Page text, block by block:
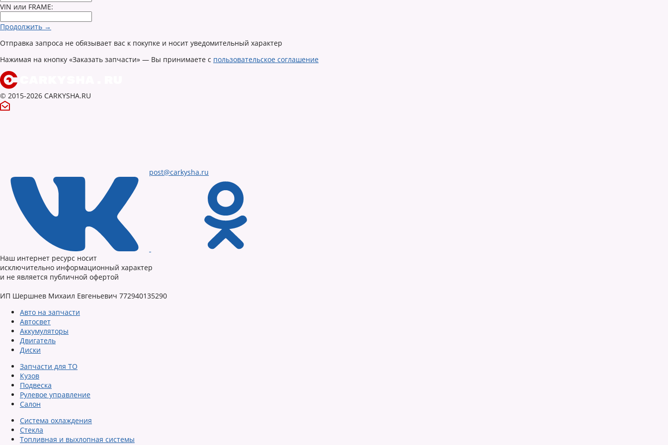
VIN или FRAME:
Продолжить →
Отправка запроса не обязывает вас к покупке и носит уведомительный характер
Нажимая на кнопку «Заказать запчасти» — Вы принимаете с пользовательское соглашение
© 2015-2026 CARKYSHA.RU
post@carkysha.ru
Наш интернет ресурс носит
исключительно информационный характер
и не является публичной офертой
ИП Шершнев Михаил Евгеньевич 772940135290
Авто на запчасти
Автосвет
Аккумуляторы
Двигатель
Диски
Запчасти для ТО
Кузов
Подвеска
Рулевое управление
Салон
Система охлаждения
Стекла
Топливная и выхлопная системы